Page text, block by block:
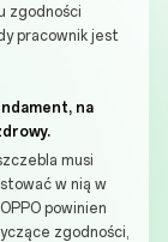
zgodności
pracownik jest
na
musi
w nią w
powinien
zgodności,